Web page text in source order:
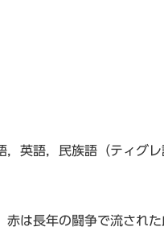
英語，民族語（ティグレ
赤は長年の闘争で流され